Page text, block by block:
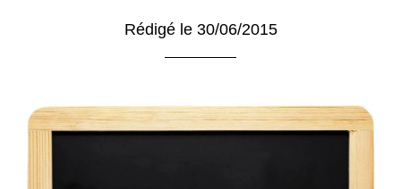
Rédigé le 30/06/2015